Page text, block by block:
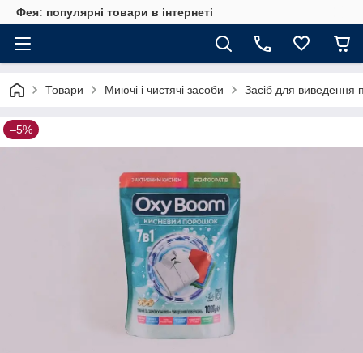
Фея: популярні товари в інтернеті
Товари Миючі і чистячі засоби Засіб для виведення
–5%